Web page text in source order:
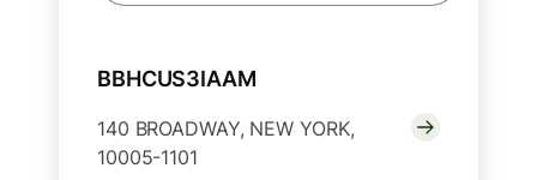
BBHCUS3IAAM
140 BROADWAY, NEW YORK,
10005-1101